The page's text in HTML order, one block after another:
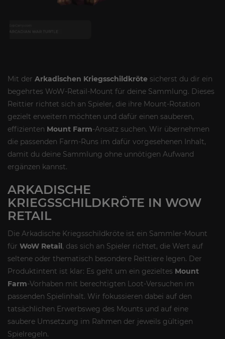
Mit der Arkadischen Kriegsschildkröte sicherst du dir ein
begehrtes WoW-Retail-Mount für deine Sammlung. Dieses
Reittier richtet sich an Spieler, die ihre Mount-Rotation
gezielt erweitern möchten und dafür einen sauberen,
effizienten Mount Farm-Ansatz suchen. Wir übernehmen
die passenden Farm-Runs im dafür vorgesehenen Inhalt,
damit du deine Sammlung ohne unnötigen Aufwand
ergänzen kannst.
ARKADISCHE
KRIEGSSCHILDKRÖTE IN WOW
RETAIL
Die Arkadische Kriegsschildkröte ist ein Sammler-Mount
für WoW Retail, das sich an Spieler richtet, die Wert auf
seltene oder thematisch besondere Reittiere legen. Der
Produktintent ist klar: Es geht um ein gezieltes Mount
Farm-Vorhaben mit berechtigten Loot-Versuchen im
passenden Spielinhalt. Wir fokussieren dabei auf den
tatsächlichen Erwerbsweg des Mounts und auf eine
saubere Umsetzung im Rahmen der jeweils gültigen
Spielregeln.